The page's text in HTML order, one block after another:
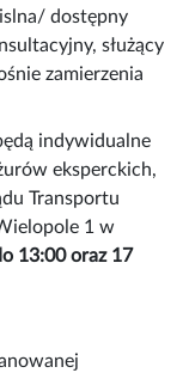
dostępny
służący
zamierzenia
indywidualne
eksperckich,
Transportu
1 w
13:00 oraz 17